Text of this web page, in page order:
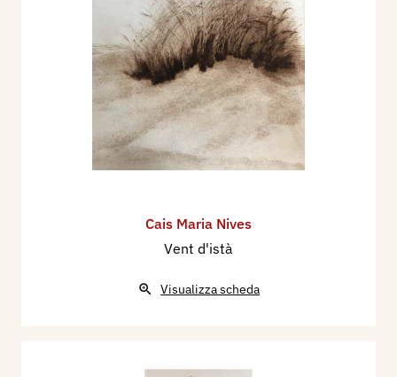
Cais Maria Nives
Vent d'istà
Visualizza scheda